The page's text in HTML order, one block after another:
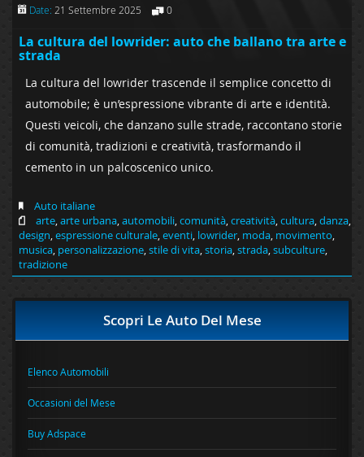
Date: 21 Settembre 2025 0
La cultura del lowrider: auto che ballano tra arte e
strada
La cultura del lowrider trascende il semplice concetto di
automobile; è un’espressione vibrante di arte e identità.
Questi veicoli, che danzano sulle strade, raccontano storie
di comunità, tradizioni e creatività, trasformando il
cemento in un palcoscenico unico.
Auto italiane
arte,arte urbana,automobili,comunità,creatività,cultura,danza,
design,espressione culturale,eventi, lowrider, moda, movimento,
musica, personalizzazione,stile di vita,storia,strada,subculture,
tradizione
Scopri Le Auto Del Mese
Elenco Automobili
Occasioni del Mese
Buy Adspace